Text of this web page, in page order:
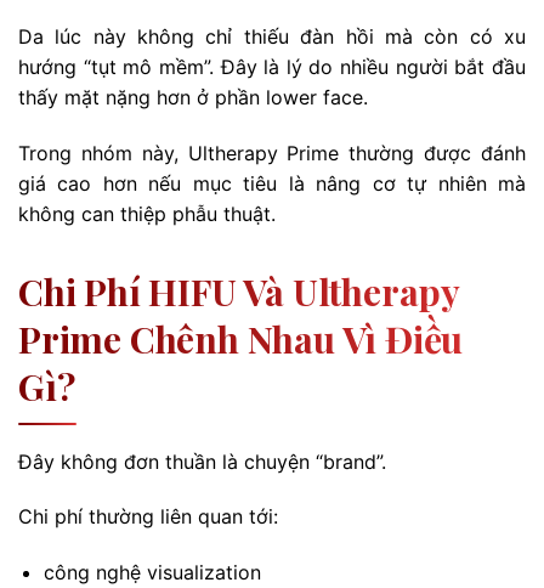
Da lúc này không chỉ thiếu đàn hồi mà còn có xu
hướng “tụt mô mềm”. Đây là lý do nhiều người bắt đầu
thấy mặt nặng hơn ở phần lower face.
Trong nhóm này, Ultherapy Prime thường được đánh
giá cao hơn nếu mục tiêu là nâng cơ tự nhiên mà
không can thiệp phẫu thuật.
Chi Phí HIFU Và Ultherapy
Prime Chênh Nhau Vì Điều
Gì?
Đây không đơn thuần là chuyện “brand”.
Chi phí thường liên quan tới:
công nghệ visualization